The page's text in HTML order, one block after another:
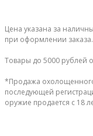
Цена указана за
при оформлении заказа.
Товары до 5000 рублей
*Продажа
последующей
оружие продается с 18